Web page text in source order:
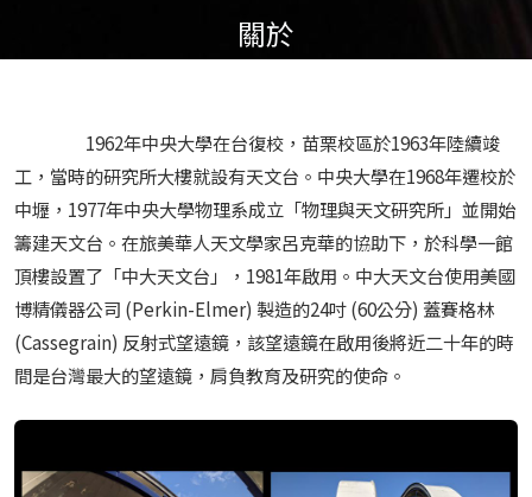
關於
1962年中央大學在台復校，苗栗校區於1963年陸續竣
工，當時的研究所大樓就設有天文台。中央大學在1968年遷校於
中壢，1977年中央大學物理系成立「物理與天文研究所」並開始
籌建天文台。在旅美華人天文學家呂克華的協助下，於科學一館
頂樓設置了「中大天文台」，1981年啟用。中大天文台使用美國
博精儀器公司 (Perkin-Elmer) 製造的24吋 (60公分) 蓋賽格林
(Cassegrain) 反射式望遠鏡，該望遠鏡在啟用後將近二十年的時
間是台灣最大的望遠鏡，肩負教育及研究的使命。